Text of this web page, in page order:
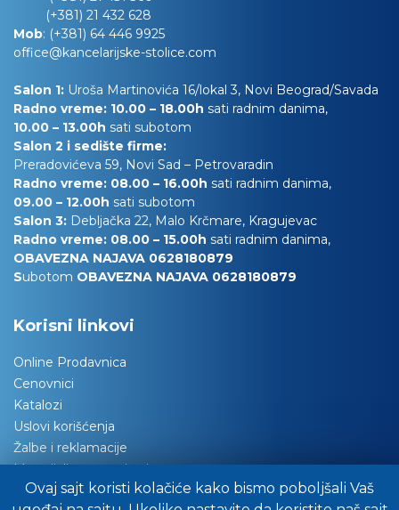
Ovaj sajt koristi kolačiće kako bismo poboljšali Vaš
(+381) 21 432 628
Mob: (+381) 64 446 9925
office@kancelarijske-stolice.com
Salon 1: Uroša Martinovića 16/lokal 3, Novi Beograd/Savada
Radno vreme: 10.00 – 18.00h sati radnim danima,
10.00 – 13.00h sati subotom
Salon 2 i sedište firme:
Preradovićeva 59, Novi Sad – Petrovaradin
Radno vreme: 08.00 – 16.00h sati radnim danima,
09.00 – 12.00h sati subotom
Salon 3: Debljačka 22, Malo Krčmare, Kragujevac
Radno vreme: 08.00 – 15.00h sati radnim danima,
OBAVEZNA NAJAVA 0628180879
Subotom OBAVEZNA NAJAVA 0628180879
Korisni linkovi
Online Prodavnica
Cenovnici
Katalozi
Uslovi korišćenja
Žalbe i reklamacije
Materijali za tapaciranje
Održavanje nameštaja